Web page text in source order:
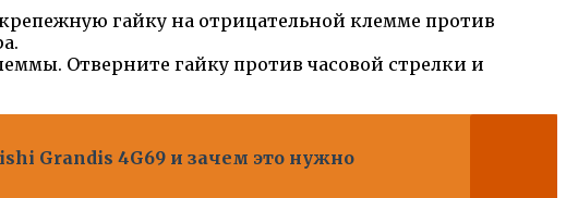
гайку на отрицательной клемме против
Отверните гайку против часовой стрелки и
Grandis 4G69 и зачем это нужно